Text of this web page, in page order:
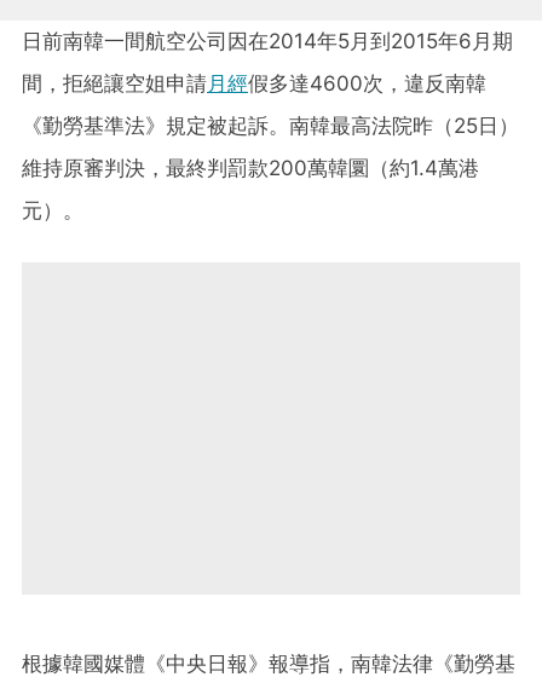
日前南韓一間航空公司因在2014年5月到2015年6月期
間，拒絕讓空姐申請月經假多達4600次，違反南韓
《勤勞基準法》規定被起訴。南韓最高法院昨（25日）
維持原審判決，最終判罰款200萬韓圜（約1.4萬港
元）。
根據韓國媒體《中央日報》報導指，南韓法律《勤勞基